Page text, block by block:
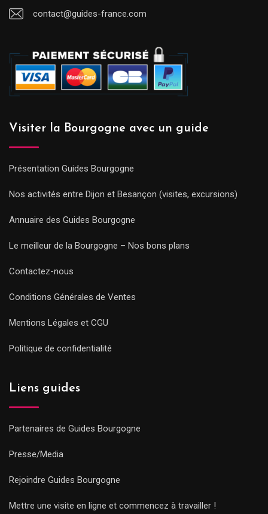
contact@guides-france.com
Visiter la Bourgogne avec un guide
Présentation Guides Bourgogne
Nos activités entre Dijon et Besançon (visites, excursions)
Annuaire des Guides Bourgogne
Le meilleur de la Bourgogne – Nos bons plans
Contactez-nous
Conditions Générales de Ventes
Mentions Légales et CGU
Politique de confidentialité
Liens guides
Partenaires de Guides Bourgogne
Presse/Media
Rejoindre Guides Bourgogne
Mettre une visite en ligne et commencez à travailler !